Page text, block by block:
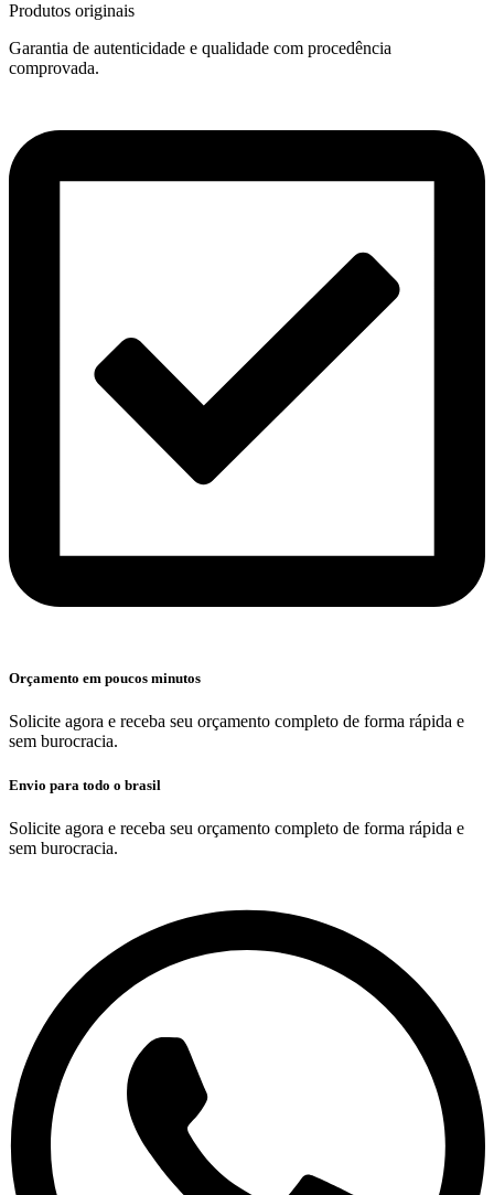
Produtos originais
Garantia de autenticidade e qualidade com procedência
comprovada.
Orçamento em poucos minutos
Solicite agora e receba seu orçamento completo de forma rápida e
sem burocracia.
Envio para todo o brasil
Solicite agora e receba seu orçamento completo de forma rápida e
sem burocracia.